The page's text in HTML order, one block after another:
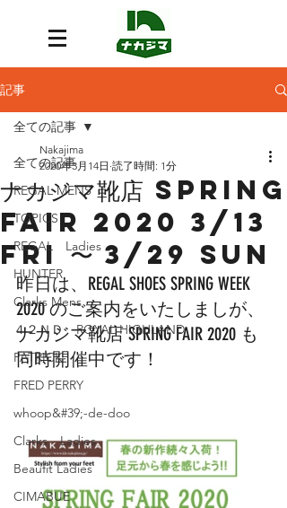
記事
全ての記事
REGAL MENS
TOPICS
REGAL Ladies
HUNTER
Clarks Mens
４２ＮＤ ROYAL HIGHLAND
PATRICK
FRED PERRY
whoop&#39;-de-doo
Clarks Ladies
Beaufit Ladies
CIMABUE
全ての記事
ナカジマ靴店 SPRING
FAIR 2020 3/13
Fri 〜 3/29 Sun
Nakajima
2020年3月14日 読了時間: 1分
昨日は、REGAL SHOES SPRING WEEK
2020 のご案内をいたしましが、
ナカジマ靴店 SPRING FAIR 2020 も
同時開催中です！